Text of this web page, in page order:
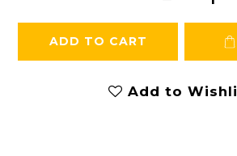
ADD TO CART
Add to